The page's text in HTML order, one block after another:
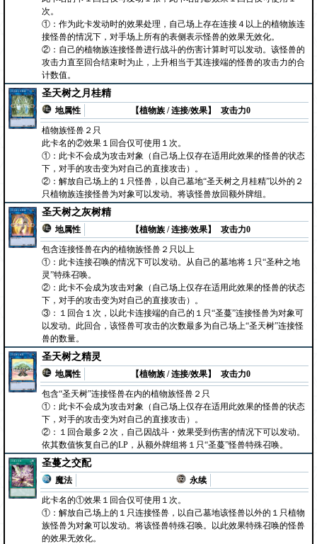
次。
①：作为此卡发动时的效果处理，自己场上存在连接４以上的植物族连
接怪兽的情况下，对手场上所有的表侧表示怪兽的效果无效化。
②：自己的植物族连接怪兽进行战斗的伤害计算时可以发动。该怪兽的
攻击力直至回合结束时为止，上升相当于其连接端的怪兽的攻击力的合
计数值。
圣天树之月桂精
地属性 【植物族 / 连接/效果】
攻击力0
植物族怪兽２只
此卡名的②效果１回合仅可使用１次。
①：此卡不会成为攻击对象（自己场上仅存在适用此效果的怪兽的状态
下，对手的攻击变为对自己的直接攻击）。
②：解放自己场上的１只怪兽，以自己墓地“圣天树之月桂精”以外的２
只植物族连接怪兽为对象可以发动。将该怪兽放回额外牌组。
圣天树之灰树精
地属性 【植物族 / 连接/效果】
攻击力0
包含连接怪兽在内的植物族怪兽２只以上
①：此卡连接召唤的情况下可以发动。从自己的墓地将１只“圣种之地
灵”特殊召唤。
②：此卡不会成为攻击对象（自己场上仅存在适用此效果的怪兽的状态
下，对手的攻击变为对自己的直接攻击）。
③：１回合１次，以此卡连接端的自己的１只“圣蔓”连接怪兽为对象可
以发动。此回合，该怪兽可攻击的次数最多为自己场上“圣天树”连接怪
兽的数量。
圣天树之精灵
地属性 【植物族 / 连接/效果】
攻击力0
包含“圣天树”连接怪兽在内的植物族怪兽２只
①：此卡不会成为攻击对象（自己场上仅存在适用此效果的怪兽的状态
下，对手的攻击变为对自己的直接攻击）。
②：１回合最多２次，自己因战斗・效果受到伤害的情况下可以发动。
依其数值恢复自己的LP，从额外牌组将１只“圣蔓”怪兽特殊召唤。
圣蔓之交配
魔法
永续
此卡名的①效果１回合仅可使用１次。
①：解放自己场上的１只连接怪兽，以自己墓地该怪兽以外的１只植物
族怪兽为对象可以发动。将该怪兽特殊召唤。以此效果特殊召唤的怪兽
的效果无效化。